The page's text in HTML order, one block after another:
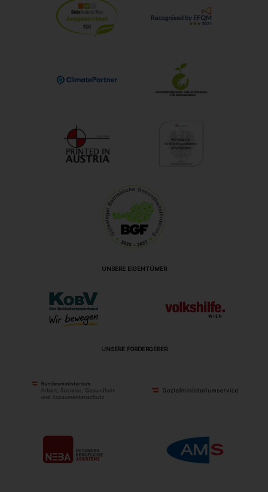
UNSERE EIGENTÜMER
UNSERE FÖRDERGEBER